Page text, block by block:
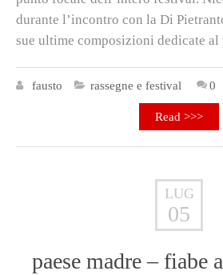
durante l’incontro con la Di
sue ultime composizioni dedicate al
fausto rassegne e festival 0
Read >>>
LUG
05
paese madre – fiabe